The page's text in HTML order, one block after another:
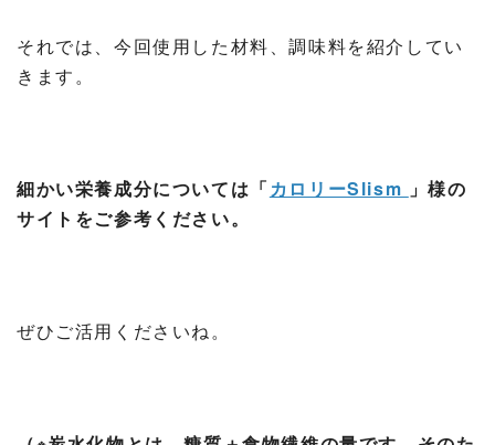
それでは、今回使用した材料、調味料を紹介してい
きます。
細かい栄養成分については「カロリーSlism 」様の
サイトをご参考ください。
ぜひご活用くださいね。